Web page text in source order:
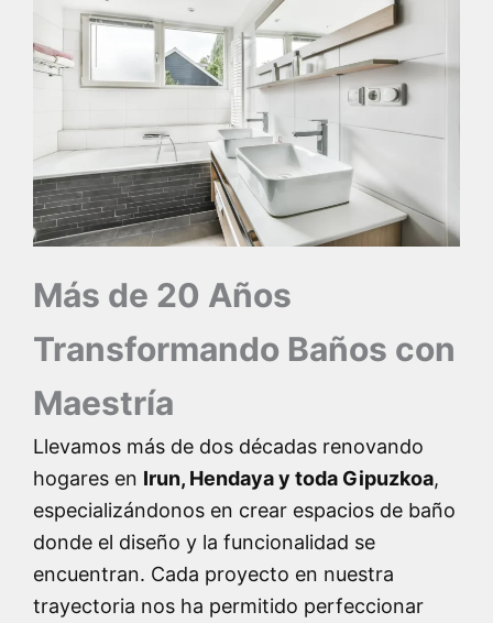
Más de 20 Años
Transformando Baños con
Maestría
Llevamos más de dos décadas renovando
hogares en Irun, Hendaya y toda Gipuzkoa,
especializándonos en crear espacios de baño
donde el diseño y la funcionalidad se
encuentran. Cada proyecto en nuestra
trayectoria nos ha permitido perfeccionar